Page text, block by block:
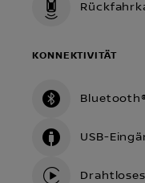
KONNEKTIVITÄT
USB-